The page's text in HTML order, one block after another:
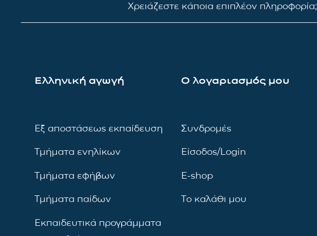
Χρειάζεστε κάποια επιπλέον πληροφορία;
Ελληνική αγωγή
Εξ αποστάσεως εκπαίδευση
Τμήματα ενηλίκων
Τμήματα εφήβων
Τμήματα παίδων
Εκπαιδευτικά προγράμματα
Ο λογαριασμός μου
Συνδρομές
Είσοδος/Login
E-shop
Το καλάθι μου